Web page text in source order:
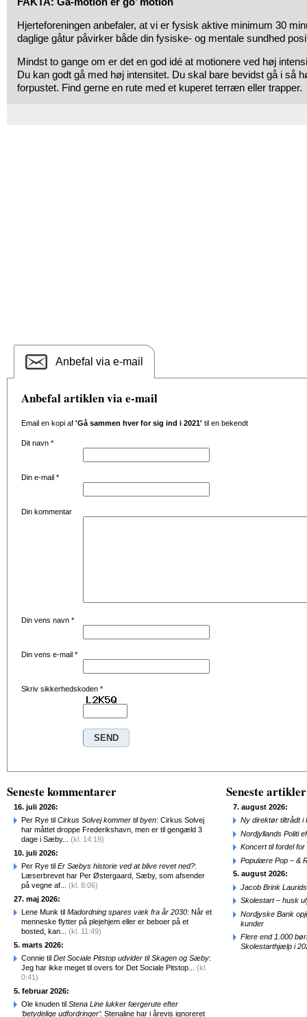
Hjerteforeningen anbefaler, at vi er fysisk aktive minimum 30
daglige gåtur påvirker både din fysiske- og mentale sundhed
Mindst to gange om er det en god idé at motionere ved høj
Du kan godt gå med høj intensitet. Du skal bare bevidst gå i så
forpustet. Find gerne en rute med et kuperet terræn eller trapper.
Anbefal via e-mail
Anbefal artiklen via e-mail
Email en kopi af 'Gå sammen hver for sig ind i 2021' til en bekendt
Dit navn *
Din e-mail *
Din kommentar
Din vens navn *
Din vens e-mail *
Skriv sikkerhedskoden *
Seneste kommentarer
16. juli 2026:
Per Rye til Cirkus Solvej kommer til byen: Cirkus Solvej
har måttet droppe Frederikshavn, men er til gengæld 3
dage i Sæby... (kl. 14:19)
10. juli 2026:
Per Rye til Er Sæbys historie ved at blive revet ned?:
Læserbrevet har Per Østergaard, Sæby, som afsender
på vegne af... (kl. 8:06)
27. maj 2026:
Lene Munk til Madordning spares væk fra år 2030: Når et
menneske flytter på plejehjem eller er beboer på et
bosted, kan... (kl. 11:49)
5. marts 2026:
Connie til Det Sociale Pitstop udvider til Skagen og Sæby:
Jeg har ikke meget til overs for Det Sociale Pitstop... (kl.
0:41)
5. februar 2026:
Ole knuden til Stena Line lukker færgerute efter
‘betydelige udfordringer’: Stenaline har i årevis ignoreret
Seneste artikler
7. august 2026:
Ny direktør tiltrådt i
Nordjyllands Politi
Koncert til fordel
Populære Pop – &
5. august 2026:
Jacob Brink
Skolestart – husk
Nordjyske Bank
kunder
Flere end 1.000
Skolestarthjælp i